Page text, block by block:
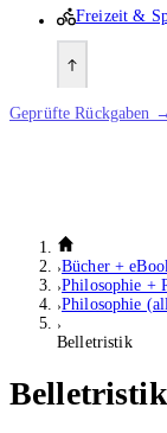
Freizeit &
Geprüfte Rückgaben →
Bücher +
Philosophie +
Philosophie
Belletristik
Belletristik